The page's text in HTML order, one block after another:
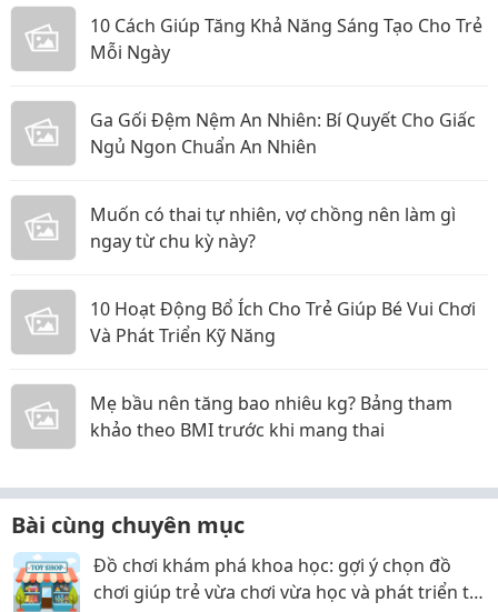
10 Cách Giúp Tăng Khả Năng Sáng Tạo Cho Trẻ
Mỗi Ngày
Ga Gối Đệm Nệm An Nhiên: Bí Quyết Cho Giấc
Ngủ Ngon Chuẩn An Nhiên
Muốn có thai tự nhiên, vợ chồng nên làm gì
ngay từ chu kỳ này?
10 Hoạt Động Bổ Ích Cho Trẻ Giúp Bé Vui Chơi
Và Phát Triển Kỹ Năng
Mẹ bầu nên tăng bao nhiêu kg? Bảng tham
khảo theo BMI trước khi mang thai
Bài cùng chuyên mục
Đồ chơi khám phá khoa học: gợi ý chọn đồ
chơi giúp trẻ vừa chơi vừa học và phát triển tư